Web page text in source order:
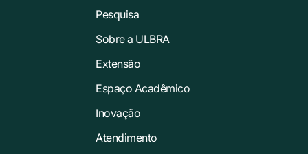
Pesquisa
Sobre a ULBRA
Extensão
Espaço Acadêmico
Inovação
Atendimento